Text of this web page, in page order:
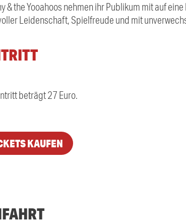
& the Yooahoos nehmen ihr Publikum mit auf
Leidenschaft, Spielfreude und mit
beträgt 27 Euro.
KAUFEN